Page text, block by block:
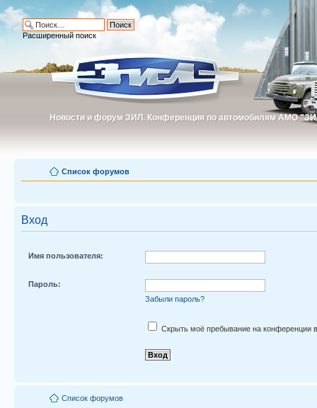
Новости и форум ЗИЛ. Конференция по автомобилям АМО
Новости и форум ЗИЛ. Конференция по автомобилям АМО
Расширенный поиск
Список форумов
Вход
Имя пользователя:
Пароль:
Забыли пароль?
Скрыть моё пребывание на конференции в
Список форумов